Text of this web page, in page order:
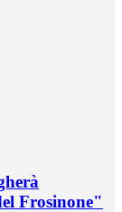
Frosinone"